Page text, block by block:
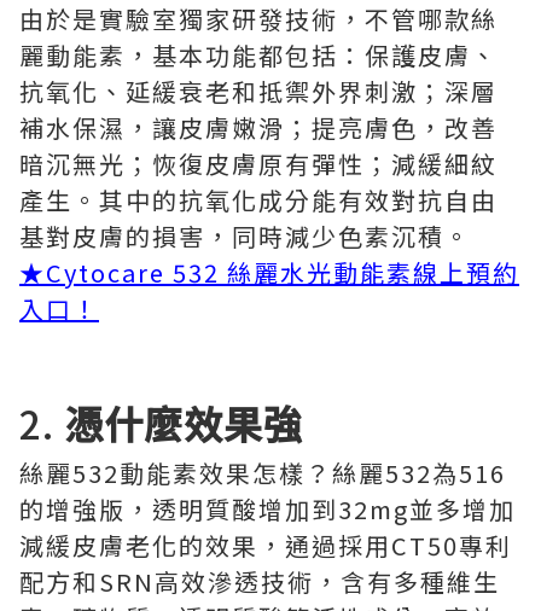
由於是實驗室獨家研發技術，不管哪款絲
麗動能素，基本功能都包括：保護皮膚、
抗氧化、延緩衰老和抵禦外界刺激；深層
補水保濕，讓皮膚嫩滑；提亮膚色，改善
暗沉無光；恢復皮膚原有彈性；減緩細紋
產生。其中的抗氧化成分能有效對抗自由
基對皮膚的損害，同時減少色素沉積。
★Cytocare 532 絲麗水光動能素線上預約
入口！
2. 憑什麼效果強
絲麗532動能素效果怎樣？絲麗532為516
的增強版，透明質酸增加到32mg並多增加
減緩皮膚老化的效果，通過採用CT50專利
配方和SRN高效滲透技術，含有多種維生